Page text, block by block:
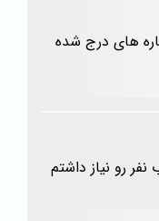
های درج شده
رو نیاز داشتم